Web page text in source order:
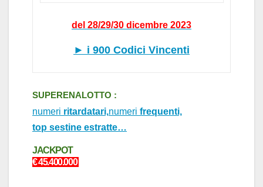
del 28/29/30 dicembre 2023
► i 900 Codici Vincenti
SUPERENALOTTO :
numeri ritardatari,numeri frequenti,
top sestine estratte…
JACKPOT
€ 45.400.000